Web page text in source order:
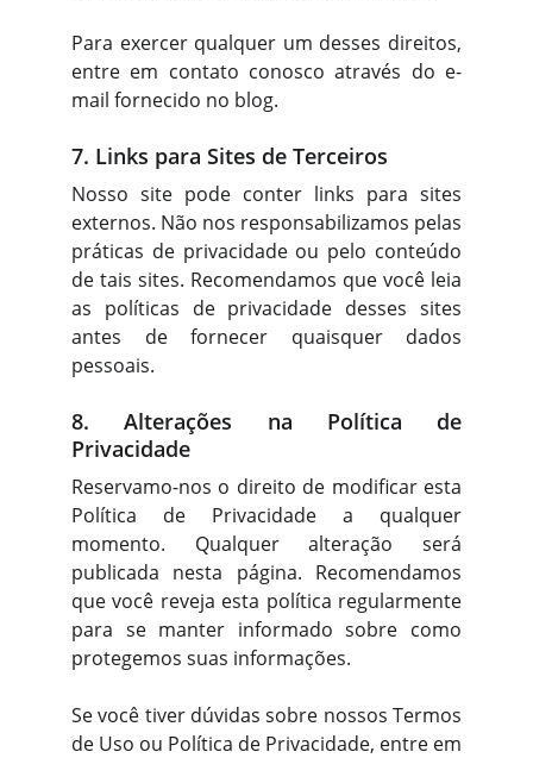
Para exercer qualquer um desses direitos,
entre em contato conosco através do e-
mail fornecido no blog.
7. Links para Sites de Terceiros
Nosso site pode conter links para sites
externos. Não nos responsabilizamos pelas
práticas de privacidade ou pelo conteúdo
de tais sites. Recomendamos que você leia
as políticas de privacidade desses sites
antes de fornecer quaisquer dados
pessoais.
8. Alterações na Política de
Privacidade
Reservamo-nos o direito de modificar esta
Política de Privacidade a qualquer
momento. Qualquer alteração será
publicada nesta página. Recomendamos
que você reveja esta política regularmente
para se manter informado sobre como
protegemos suas informações.
Se você tiver dúvidas sobre nossos Termos
de Uso ou Política de Privacidade, entre em